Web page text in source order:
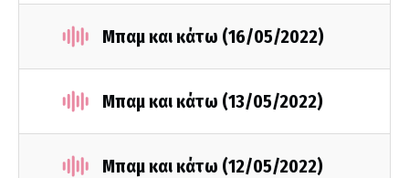
Μπαμ και κάτω (16/05/2022)
Μπαμ και κάτω (13/05/2022)
Μπαμ και κάτω (12/05/2022)